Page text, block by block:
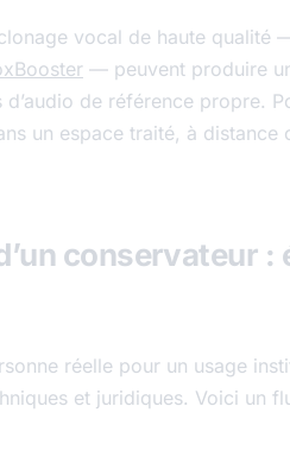
vocal de haute qualité
— peuvent produire
de référence propre.
un espace traité, à distance
conservateur :
réelle pour un usage
et juridiques. Voici un